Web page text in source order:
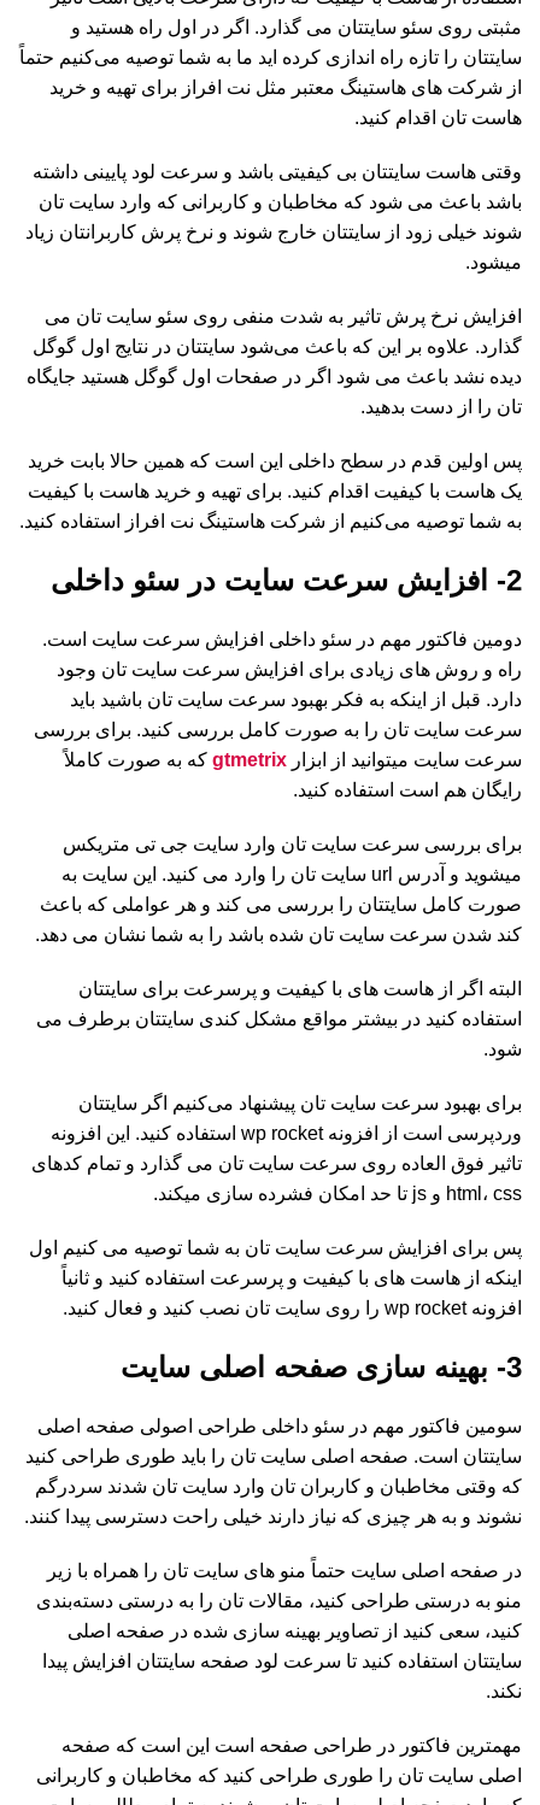
مثبتی روی سئو سایتتان می گذارد. اگر در اول راه هستید و
سایتتان را تازه راه اندازی کرده اید ما به شما توصیه می‌کنیم حتماً
از شرکت های هاستینگ معتبر مثل نت افراز برای تهیه و خرید
هاست تان اقدام کنید.
وقتی هاست سایتتان بی کیفیتی باشد و سرعت لود پایینی داشته
باشد باعث می شود که مخاطبان و کاربرانی که وارد سایت تان
شوند خیلی زود از سایتتان خارج شوند و نرخ پرش کاربرانتان زیاد
میشود.
افزایش نرخ پرش تاثیر به شدت منفی روی سئو سایت تان می
گذارد. علاوه بر این که باعث می‌شود سایتتان در نتایج اول گوگل
دیده نشد باعث می شود اگر در صفحات اول گوگل هستید جایگاه
تان را از دست بدهید.
پس اولین قدم در سطح داخلی این است که همین حالا بابت خرید
یک هاست با کیفیت اقدام کنید. برای تهیه و خرید هاست با کیفیت
به شما توصیه می‌کنیم از شرکت هاستینگ نت افراز استفاده کنید.
2- افزایش سرعت سایت در سئو داخلی
دومین فاکتور مهم در سئو داخلی افزایش سرعت سایت است.
راه و روش های زیادی برای افزایش سرعت سایت تان وجود
دارد. قبل از اینکه به فکر بهبود سرعت سایت تان باشید باید
سرعت سایت تان را به صورت کامل بررسی کنید. برای بررسی
سرعت سایت میتوانید از ابزار gtmetrix که به صورت کاملاً
رایگان هم است استفاده کنید.
برای بررسی سرعت سایت تان وارد سایت جی تی متریکس
میشوید و آدرس url سایت تان را وارد می کنید. این سایت به
صورت کامل سایتتان را بررسی می کند و هر عواملی که باعث
کند شدن سرعت سایت تان شده باشد را به شما نشان می دهد.
البته اگر از هاست های با کیفیت و پرسرعت برای سایتتان
استفاده کنید در بیشتر مواقع مشکل کندی سایتتان برطرف می
شود.
برای بهبود سرعت سایت تان پیشنهاد می‌کنیم اگر سایتتان
وردپرسی است از افزونه wp rocket استفاده کنید. این افزونه
تاثیر فوق العاده روی سرعت سایت تان می گذارد و تمام کدهای
html، css و js تا حد امکان فشرده سازی میکند.
پس برای افزایش سرعت سایت تان به شما توصیه می کنیم اول
اینکه از هاست های با کیفیت و پرسرعت استفاده کنید و ثانیاً
افزونه wp rocket را روی سایت تان نصب کنید و فعال کنید.
3- بهینه سازی صفحه اصلی سایت
سومین فاکتور مهم در سئو داخلی طراحی اصولی صفحه اصلی
سایتتان است. صفحه اصلی سایت تان را باید طوری طراحی کنید
که وقتی مخاطبان و کاربران تان وارد سایت تان شدند سردرگم
نشوند و به هر چیزی که نیاز دارند خیلی راحت دسترسی پیدا کنند.
در صفحه اصلی سایت حتماً منو های سایت تان را همراه با زیر
منو به درستی طراحی کنید، مقالات تان را به درستی دسته‌بندی
کنید، سعی کنید از تصاویر بهینه سازی شده در صفحه اصلی
سایتتان استفاده کنید تا سرعت لود صفحه سایتتان افزایش پیدا
نکند.
مهمترین فاکتور در طراحی صفحه است این است که صفحه
اصلی سایت تان را طوری طراحی کنید که مخاطبان و کاربرانی